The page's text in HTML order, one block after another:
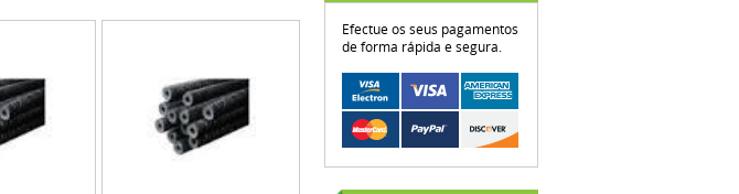
Efectue os seus pagamentos
de forma rápida e segura.